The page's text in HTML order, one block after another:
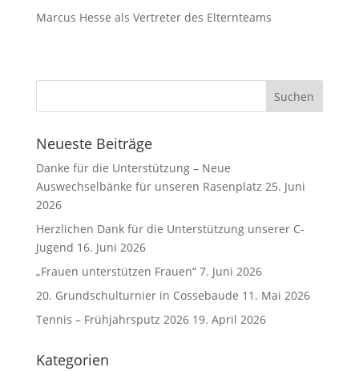
Marcus Hesse als Vertreter des Elternteams
Neueste Beiträge
Danke für die Unterstützung – Neue
Auswechselbänke für unseren Rasenplatz 25. Juni
2026
Herzlichen Dank für die Unterstützung unserer C-
Jugend 16. Juni 2026
„Frauen unterstützen Frauen“ 7. Juni 2026
20. Grundschulturnier in Cossebaude 11. Mai 2026
Tennis – Frühjahrsputz 2026 19. April 2026
Kategorien